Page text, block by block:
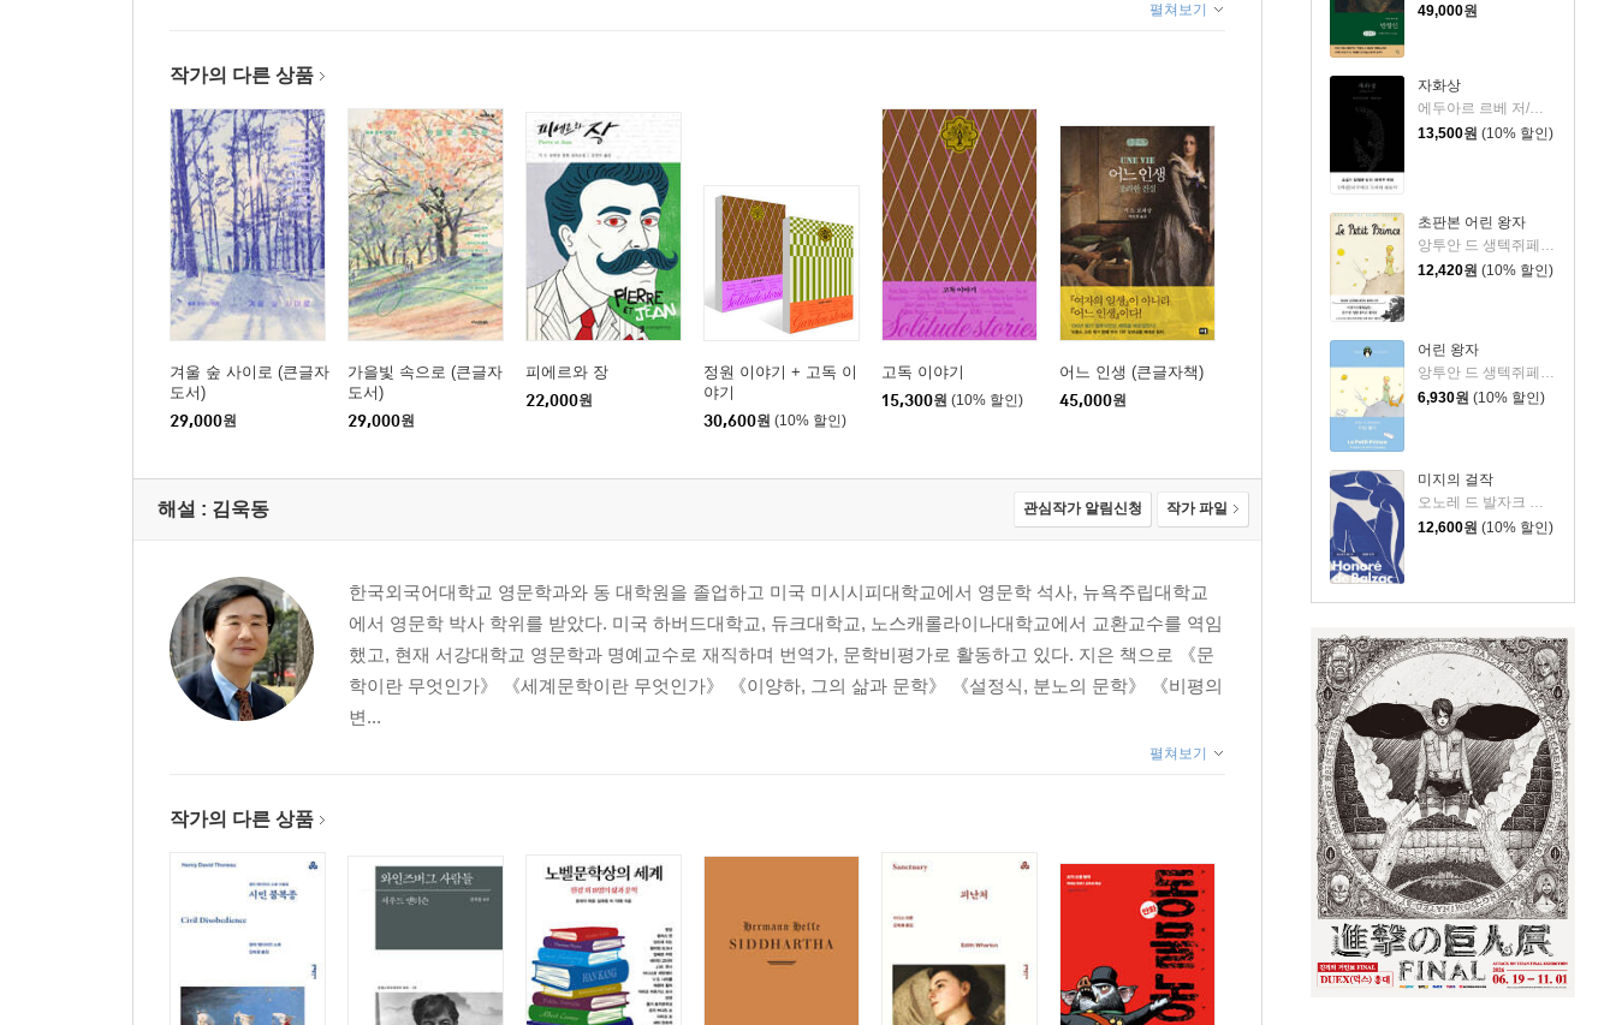
49,000원
자화상
13,500원 (10% 할인)
초판본 어린 왕자
앙투안 드 생텍쥐페리 저/김미정 역
12,420원 (10% 할인)
어린 왕자
앙투안 드 생텍쥐페리 저/김미정 역
6,930원 (10% 할인)
미지의 걸작
12,600원 (10% 할인)
펼쳐보기
작가의 다른 상품
겨울 숲 사이로 (큰글자
도서)
29,000원
가을빛 속으로 (큰글자
도서)
29,000원
피에르와 장
22,000원
정원 이야기 + 고독 이
야기
30,600원 (10% 할인)
고독 이야기
15,300원 (10% 할인)
어느 인생 (큰글자책)
45,000원
해설 : 김욱동 관심작가 알림신청 작가 파일
한국외국어대학교 영문학과와 동 대학원을 졸업하고 미국 미시시피대학교에서 영문학 석사, 뉴욕주립대학교
에서 영문학 박사 학위를 받았다. 미국 하버드대학교, 듀크대학교, 노스캐롤라이나대학교에서 교환교수를 역임
했고, 현재 서강대학교 영문학과 명예교수로 재직하며 번역가, 문학비평가로 활동하고 있다. 지은 책으로 《문
학이란 무엇인가》 《세계문학이란 무엇인가》 《이양하, 그의 삶과 문학》 《설정식, 분노의 문학》 《비평의
변...
펼쳐보기
작가의 다른 상품